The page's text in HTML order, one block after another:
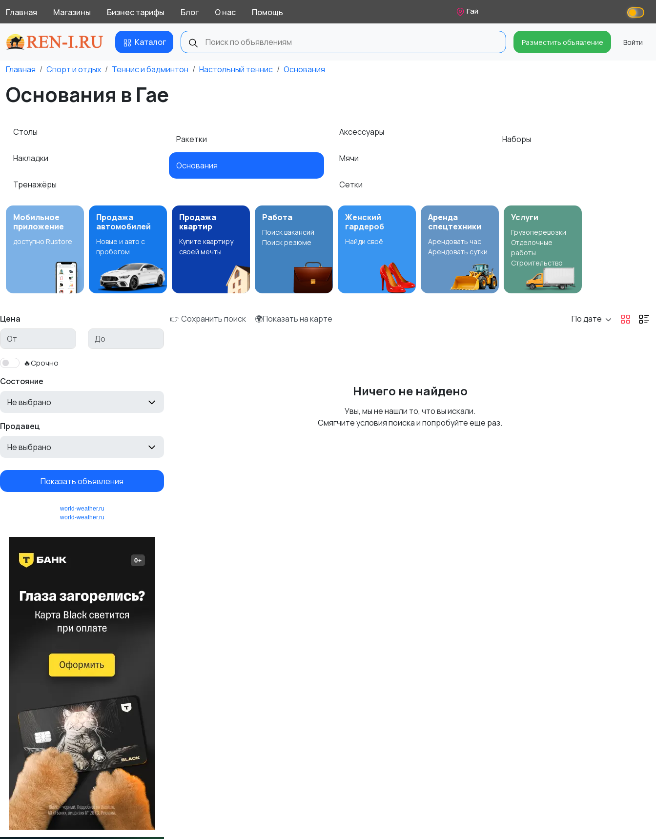
Главная Магазины Бизнес тарифы Блог О нас Помощь Гай
Каталог Разместить объявление Войти
Главная Спорт и отдых Теннис и бадминтон Настольный теннис Основания
Основания в Гае
Столы
Накладки
Тренажёры
Ракетки
Основания
Аксессуары
Мячи
Сетки
Наборы
Мобильное
приложение
доступно Rustore
Продажа
автомобилей
Новые и авто с
пробегом
Продажа
квартир
Купите квартиру
своей мечты
Работа
Поиск вакансий
Поиск резюме
Женский
гардероб
Найди своё
Аренда
спецтехники
Арендовать час
Арендовать сутки
Услуги
Грузоперевозки
Отделочные
работы
Строительство
Цена
🔥Срочно
Состояние
Не выбрано
Продавец
Не выбрано
Показать объявления
world-weather.ru
world-weather.ru
👉 Сохранить поиск 🌍Показать на карте По дате
Ничего не найдено
Увы, мы не нашли то, что вы искали.
Смягчите условия поиска и попробуйте еще раз.